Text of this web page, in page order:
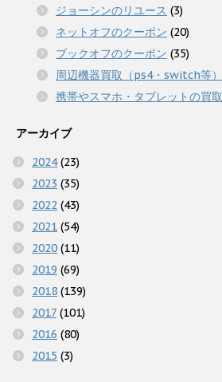
ジョーシンのリユース (3)
ネットオフのクーポン (20)
ブックオフのクーポン (35)
周辺機器買取（ps4・switch等）
携帯やスマホ・タブレットの買取
アーカイブ
2024(23)
2023 (35)
2022 (43)
2021 (54)
2020 (11)
2019 (69)
2018 (139)
2017 (101)
2016 (80)
2015 (3)